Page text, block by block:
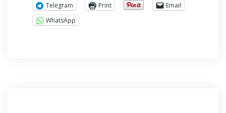
Telegram Print
Email
WhatsApp